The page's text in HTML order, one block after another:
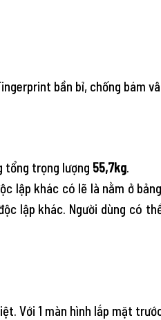
bần bỉ, chống bám
tổng trọng lượng 55,7kg.
lập khác có lẽ là nằm ở
lập khác. Người dùng có
Với 1 màn hình lắp mặt